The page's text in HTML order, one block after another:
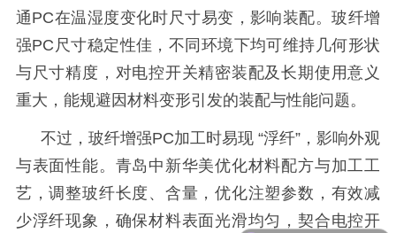
通PC在温湿度变化时尺寸易变，影响装配。玻纤增
强PC尺寸稳定性佳，不同环境下均可维持几何形状
与尺寸精度，对电控开关精密装配及长期使用意义
重大，能规避因材料变形引发的装配与性能问题。
不过，玻纤增强PC加工时易现 “浮纤”，影响外观
与表面性能。青岛中新华美优化材料配方与加工工
艺，调整玻纤长度、含量，优化注塑参数，有效减
少浮纤现象，确保材料表面光滑均匀，契合电控开
怎么领取免费样料？